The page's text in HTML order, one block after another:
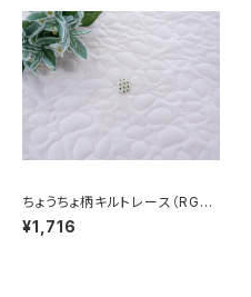
ちょうちょ柄キルトレース（RG-2
8082-pkpk）
¥1,716